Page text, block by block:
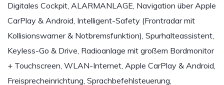
Digitales Cockpit, ALARMANLAGE, Navigation über Apple
CarPlay & Android, Intelligent-Safety (Frontradar mit
Kollisionswarner & Notbremsfunktion), Spurhalteassistent,
Keyless-Go & Drive, Radioanlage mit großem Bordmonitor
+ Touchscreen, WLAN-Internet, Apple CarPlay & Android,
Freisprecheinrichtung, Sprachbefehlsteuerung,